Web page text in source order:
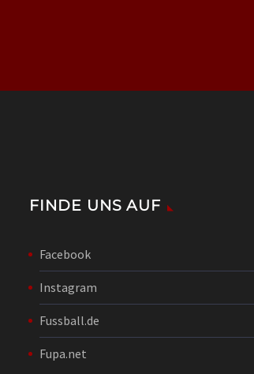
FINDE UNS AUF
Facebook
Instagram
Fussball.de
Fupa.net